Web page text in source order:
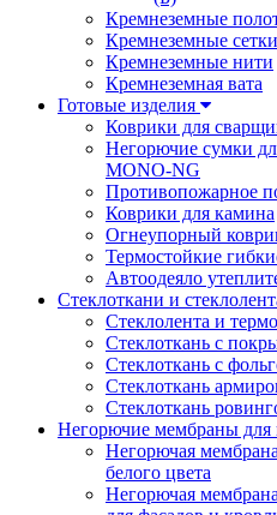
Кремнеземные
Кремнеземные сетки
Кремнеземные нити
Кремнеземная вата
Готовые изделия
Коврики для
Негорючие сумки
MONO-NG
Противопожарное
Коврики для камина
Огнеупорный
Термостойкие
Автоодеяло
Стеклоткани и
Стеклолента и
Стеклоткань с
Стеклоткань с
Стеклоткань
Стеклоткань
Негорючие мембраны для
Негорючая
белого цвета
Негорючая